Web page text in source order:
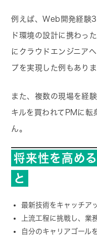
例えば、Web開発経験
ド環境の設計に携わっ
にクラウドエンジニア
プを実現した例もありま
また、複数の現場を経
キルを買われてPMに転
ん。
将来性を高め
と
最新技術をキャッチア
上流工程に挑戦し、業
自分のキャリアゴール